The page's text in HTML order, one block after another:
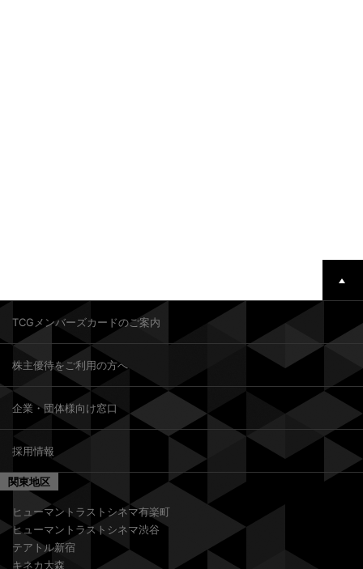
TCGメンバーズカードのご案内
株主優待をご利用の方へ
企業・団体様向け窓口
採用情報
関東地区
ヒューマントラストシネマ有楽町
ヒューマントラストシネマ渋谷
テアトル新宿
キネカ大森